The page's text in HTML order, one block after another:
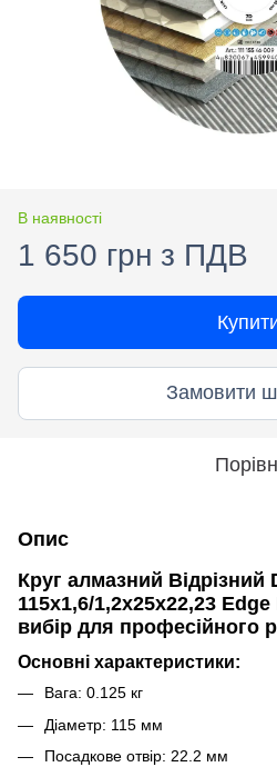
В наявності
1 650 грн з ПДВ
Замовити
Опис
Круг алмазний Відрізний
115x1,6/1,2x25x22,23
вибір для професійного
Основні характеристики:
Вага: 0.125 кг
Діаметр: 115 мм
Посадкове отвір: 22.2 мм